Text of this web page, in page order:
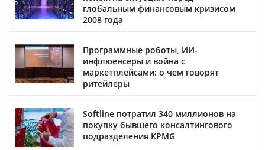
глобальным финансовым кризисом
2008 года
Программные роботы, ИИ-
инфлюенсеры и война с
маркетплейсами: о чем говорят
ритейлеры
Softline потратил 340 миллионов на
покупку бывшего консалтингового
подразделения KPMG